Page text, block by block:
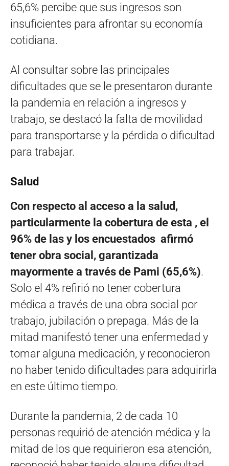
65,6% percibe que sus ingresos son
insuficientes para afrontar su economía
cotidiana.
Al consultar sobre las principales
dificultades que se le presentaron durante
la pandemia en relación a ingresos y
trabajo, se destacó la falta de movilidad
para transportarse y la pérdida o dificultad
para trabajar.
Salud
Con respecto al acceso a la salud,
particularmente la cobertura de esta , el
96% de las y los encuestados afirmó
tener obra social, garantizada
mayormente a través de Pami (65,6%).
Solo el 4% refirió no tener cobertura
médica a través de una obra social por
trabajo, jubilación o prepaga. Más de la
mitad manifestó tener una enfermedad y
tomar alguna medicación, y reconocieron
no haber tenido dificultades para adquirirla
en este último tiempo.
Durante la pandemia, 2 de cada 10
personas requirió de atención médica y la
mitad de los que requirieron esa atención,